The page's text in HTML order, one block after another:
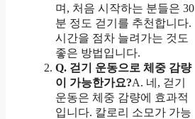
며, 처음 시작하는 분들은 30
분 정도 걷기를 추천합니다.
시간을 점차 늘려가는 것도
좋은 방법입니다.
Q. 걷기 운동으로 체중 감량
이 가능한가요?A. 네, 걷기
운동은 체중 감량에 효과적
입니다. 칼로리 소모가 가능